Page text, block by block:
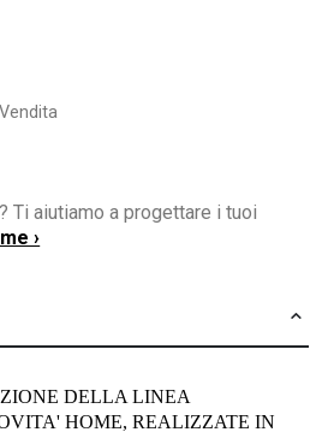
Ti aiutiamo a progettare i tuoi
›
DELLA LINEA
HOME, REALIZZATE IN